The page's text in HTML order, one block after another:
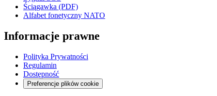
Ściągawka (PDF)
Alfabet fonetyczny NATO
Informacje prawne
Polityka Prywatności
Regulamin
Dostępność
Preferencje plików cookie